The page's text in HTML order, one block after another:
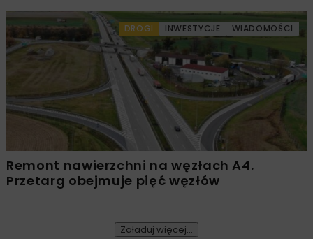
DROGI INWESTYCJE WIADOMOŚCI
Remont nawierzchni na węzłach A4.
Przetarg obejmuje pięć węzłów
Załaduj więcej...